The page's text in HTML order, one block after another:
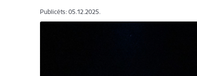
Publicēts: 05.12.2025.